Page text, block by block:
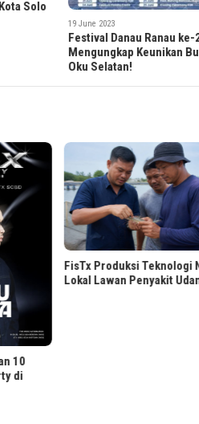
Solo
19 June 2023
Festival Danau Ranau ke-
Mengungkap Keunikan
Oku Selatan!
10
di
FisTx Produksi Teknologi
Lokal Lawan Penyakit